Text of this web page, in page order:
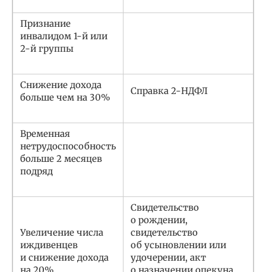
Признание
инвалидом 1-й или
2-й группы
Снижение дохода
больше чем на 30%
Справка 2-НДФЛ
Временная
нетрудоспособность
больше 2 месяцев
подряд
Увеличение числа
иждивенцев
и снижение дохода
Свидетельство
о рождении,
свидетельство
об усыновлении или
удочерении, акт